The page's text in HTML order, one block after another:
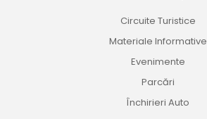
Circuite Turistice
Materiale Informative
Evenimente
Parcări
Închirieri Auto